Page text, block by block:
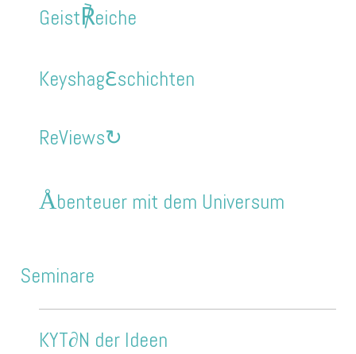
Geist℟eiche
Keyshagℇschichten
ReViews↻
Åbenteuer mit dem Universum
Seminare
KYT∂N der Ideen